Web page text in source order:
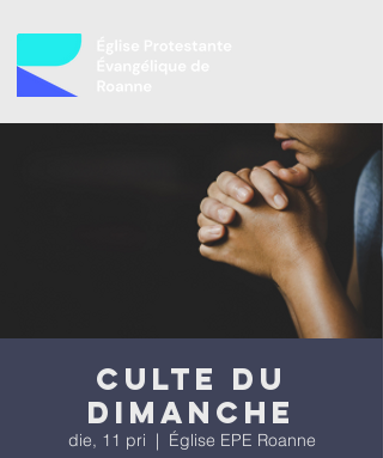
Culte du
dimanche
die, 11 pri
  |
Église EPE Roanne